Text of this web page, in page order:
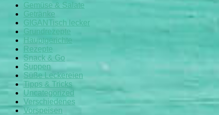
Gemüse & Salate
Getränke
GIGANTisch lecker
Grundrezepte
Hauptgerichte
Rezepte
Snack & Go
Suppen
Süße Leckereien
Tipps & Tricks
Uncategorized
Verschiedenes
Vorspeisen